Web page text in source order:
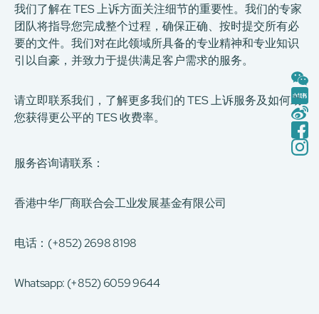
我们了解在 TES 上诉方面关注细节的重要性。我们的专家
团队将指导您完成整个过程，确保正确、按时提交所有必
要的文件。我们对在此领域所具备的专业精神和专业知识
引以自豪，并致力于提供满足客户需求的服务。
请立即联系我们，了解更多我们的 TES 上诉服务及如何助
您获得更公平的 TES 收费率。
服务咨询请联系：
香港中华厂商联合会工业发展基金有限公司
电话：(+852) 2698 8198
Whatsapp: (+852) 6059 9644